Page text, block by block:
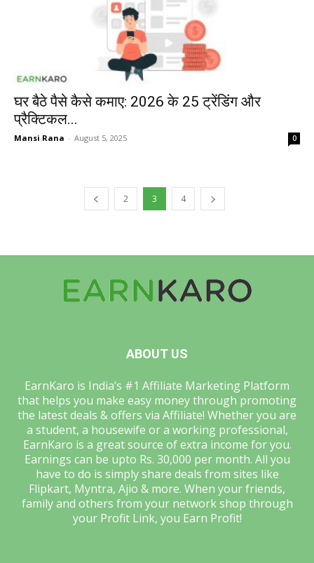
घर बैठे पैसे कैसे कमाए: 2026 के 25 ट्रेंडिंग और
प्रैक्टिकल...
Mansi Rana - August 5, 2025 0
2 3 4
ABOUT US
EarnKaro is India’s #1 Affiliate Marketing Platform
that helps you make easy money through promoting
the latest deals & offers via Affiliate! Whether you are
a student, a housewife or a working professional,
EarnKaro is a great source of extra income for you.
Earnings can be upto Rs. 30,000 per month. All you
have to do is simply share deals from sites like
Flipkart, Myntra, Ajio & more. When your friends,
family and others from your network shop through
your Profit Link, you Earn Profit!